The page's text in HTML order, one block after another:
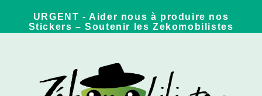
URGENT - Aider nous à produire nos
Stickers – Soutenir les Zekomobilistes